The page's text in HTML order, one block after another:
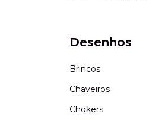
Desenhos
Brincos
Chaveiros
Chokers